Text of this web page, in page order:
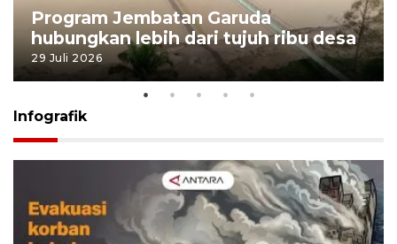
Program Jembatan Garuda
hubungkan lebih dari tujuh ribu desa
29 Juli 2026
Infografik